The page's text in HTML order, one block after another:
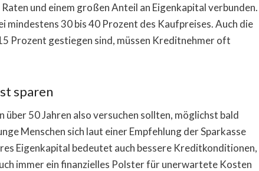
und einem großen Anteil an Eigenkapital verbunden.
mindestens 30 bis 40 Prozent des Kaufpreises. Auch die
Prozent gestiegen sind, müssen Kreditnehmer oft
sparen
50 Jahren also versuchen sollten, möglichst bald
Menschen sich laut einer Empfehlung der Sparkasse
Eigenkapital bedeutet auch bessere Kreditkonditionen,
immer ein finanzielles Polster für unerwartete Kosten